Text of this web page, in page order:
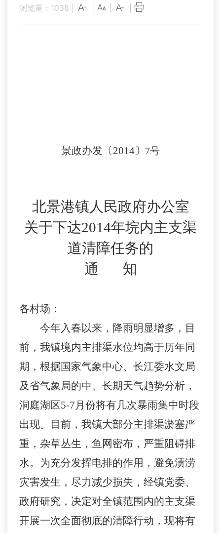
浏览量： 1038
景政办发〔2014〕 7号
北景港镇人民政府办公室
关于下达2014年垸内主支渠
道清障任务的
通 知
各村场：
今年入春以来， 降雨明显增多，目
前，我镇境内主排渠水位均高于历年同
期，根据国家气象中心、长江委水文局
及省气象局的中、长期天气趋势分析，
洞庭湖区5-7月份将有几次暴雨集中时段
出现。目前，我镇大部分主排渠淤塞严
重，杂草丛生，鱼网密布，严重阻碍排
水。为充分发挥电排的作用，避免渍涝
灾害发生，尽力减少损失，经镇党委、
政府研究，决定对全镇范围内的主支渠
开展一次全面彻底的清障行动，现将有